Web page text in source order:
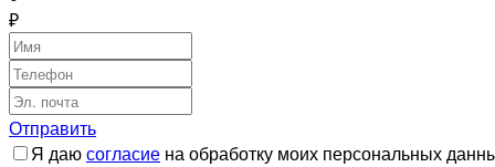
₽
Отправить
Я даюсогласие на обработку моих персональных